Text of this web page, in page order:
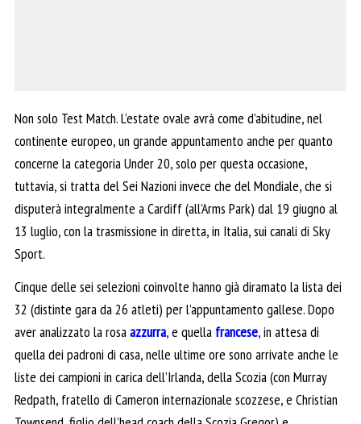
Non solo Test Match. L’estate ovale avrà come d’abitudine, nel
continente europeo, un grande appuntamento anche per quanto
concerne la categoria Under 20, solo per questa occasione,
tuttavia, si tratta del Sei Nazioni invece che del Mondiale, che si
disputerà integralmente a Cardiff (all’Arms Park) dal 19 giugno al
13 luglio, con la trasmissione in diretta, in Italia, sui canali di Sky
Sport.
Cinque delle sei selezioni coinvolte hanno già diramato la lista dei
32 (distinte gara da 26 atleti) per l’appuntamento gallese. Dopo
aver analizzato la rosaazzurra, e quella francese, in attesa di
quella dei padroni di casa, nelle ultime ore sono arrivate anche le
liste dei campioni in carica dell’Irlanda, della Scozia (con Murray
Redpath, fratello di Cameron internazionale scozzese, e Christian